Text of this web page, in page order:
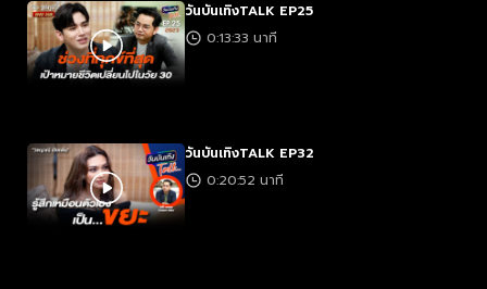
วันบันเทิงTALK EP25
0:13:33 นาที
วันบันเทิงTALK EP32
0:20:52 นาที